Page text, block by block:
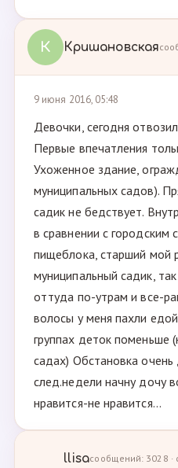
К Кришановская
9 июня 2016, 05:48
Девочки, сегодня
Первые впечатления
Ухоженное здание,
муниципальных садов).
садик не бедствует.
в сравнении с городским
пищеблока, старший мой
муниципальный садик,
оттуда по-утрам и все-
волосы у меня пахли
группах деток поменьше
садах) Обстановка
след.недели начну дочу
нравится-не нравится...
llisaсообщений: 3028 ·